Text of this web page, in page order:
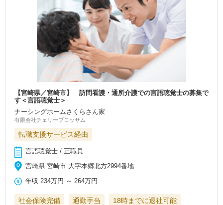
【宮崎県／宮崎市】 訪問看護・通所介護での言語聴覚士の募集で
す＜言語聴覚士＞
ナーシングホームさくらさん家
有限会社チェリーブロッサム
転職支援サービス経由
言語聴覚士 / 正職員
宮崎県 宮崎市 大字本郷北方2994番地
年収 234万円 ～ 264万円
社会保険完備 通勤手当
18時までに退社可能